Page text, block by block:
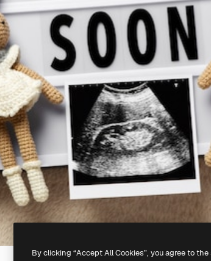
By clicking “Accept All Cookies”, you agree to